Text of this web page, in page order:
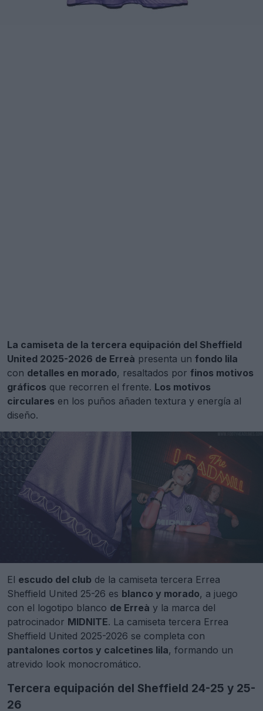
La camiseta de la tercera equipación del Sheffield
United 2025-2026 de Erreà presenta un fondo lila
con detalles en morado, resaltados por finos motivos
gráficos que recorren el frente. Los motivos
circulares en los puños añaden textura y energía al
diseño.
El escudo del club de la camiseta tercera Errea
Sheffield United 25-26 es blanco y morado, a juego
con el logotipo blanco de Erreà y la marca del
patrocinador MIDNITE. La camiseta tercera Errea
Sheffield United 2025-2026 se completa con
pantalones cortos y calcetines lila, formando un
atrevido look monocromático.
Tercera equipación del Sheffield 24-25 y 25-
26